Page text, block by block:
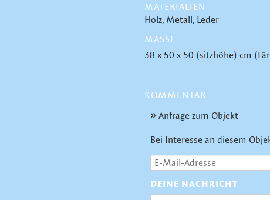
MATERIALIEN
Holz Metall Leder
MASSE
38 x 50 x 50 (sitzhöhe) cm
KOMMENTAR
Anfrage zum Objekt
Bei Interesse an diesem
DEINE NACHRICHT